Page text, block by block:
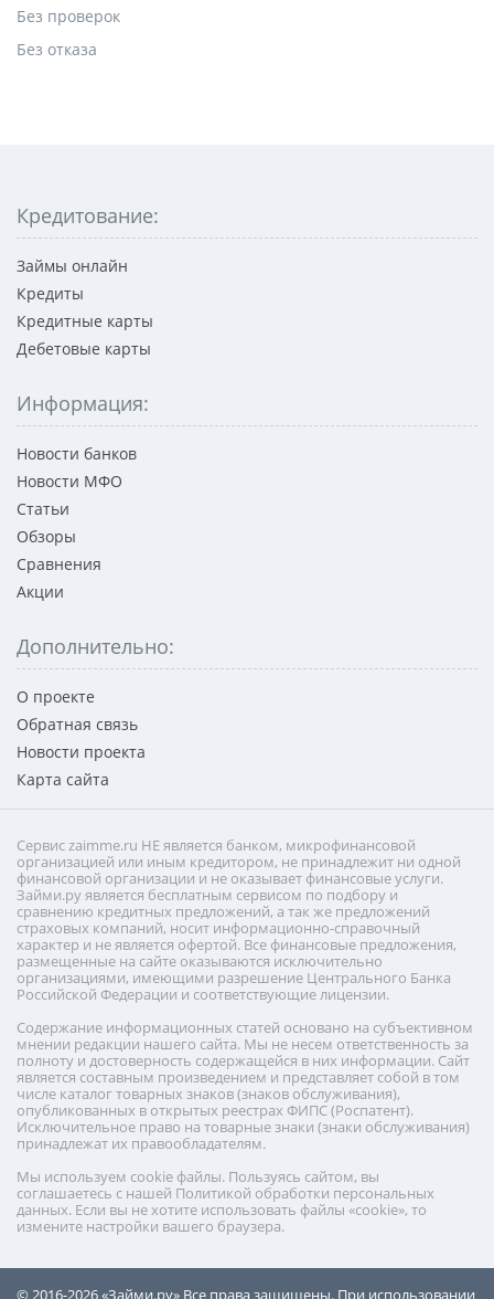
Без проверок
Без отказа
Кредитование:
Займы онлайн
Кредиты
Кредитные карты
Дебетовые карты
Информация:
Новости банков
Новости МФО
Статьи
Обзоры
Сравнения
Акции
Дополнительно:
О проекте
Обратная связь
Новости проекта
Карта сайта
Сервис zaimme.ru НЕ является банком, микрофинансовой
организацией или иным кредитором, не принадлежит ни одной
финансовой организации и не оказывает финансовые услуги.
Займи.ру является бесплатным сервисом по подбору и
сравнению кредитных предложений, а так же предложений
страховых компаний, носит информационно-справочный
характер и не является офертой. Все финансовые предложения,
размещенные на сайте оказываются исключительно
организациями, имеющими разрешение Центрального Банка
Российской Федерации и соответствующие лицензии.
Содержание информационных статей основано на субъективном
мнении редакции нашего сайта. Мы не несем ответственность за
полноту и достоверность содержащейся в них информации. Сайт
является составным произведением и представляет собой в том
числе каталог товарных знаков (знаков обслуживания),
опубликованных в открытых реестрах ФИПС (Роспатент).
Исключительное право на товарные знаки (знаки обслуживания)
принадлежат их правообладателям.
Мы используем cookie файлы. Пользуясь сайтом, вы
соглашаетесь с нашей Политикой обработки персональных
данных. Если вы не хотите использовать файлы «cookie», то
измените настройки вашего браузера.
© 2016-2026«Займи.ру» Все права защищены. При использовании